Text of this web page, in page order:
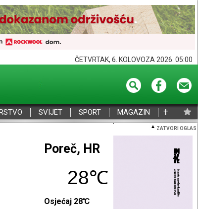
ČETVRTAK, 6. KOLOVOZA 2026. 05:00
SVIJET SPORT MAGAZIN †
ZATVORI OGLAS
Poreč, HR
28℃
Osjećaj 28℃